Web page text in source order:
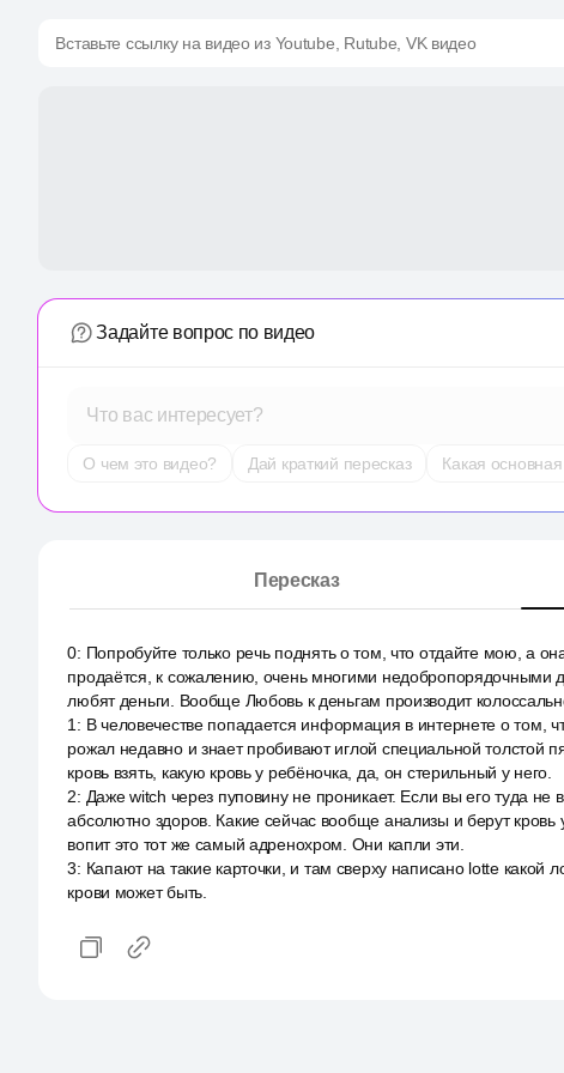
Вставьте ссылку на видео из Youtube, Rutube, VK видео
Задайте вопрос по видео
Что вас интересует?
О чем это видео? Дай краткий пересказ Какая
Пересказ
0: Попробуйте только речь поднять о том, что отдайте мою, а
продаётся, к сожалению, очень многими недобропорядочными
любят деньги. Вообще Любовь к деньгам производит
1 : В человечестве попадается информация в интернете о том,
рожал недавно и знает пробивают иглой специальной толстой
кровь взять, какую кровь у ребёночка, да, он стерильный у него.
2: Даже witch через пуповину не проникает. Если вы его туда
абсолютно здоров. Какие сейчас вообще анализы и берут
вопит это тот же самый адренохром. Они капли эти.
3: Капают на такие карточки, и там сверху написано lotte какой
крови может быть.